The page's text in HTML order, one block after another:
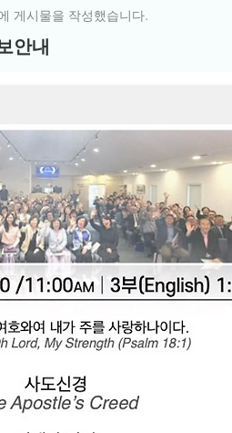
게시물을 작성했습니다.
안내